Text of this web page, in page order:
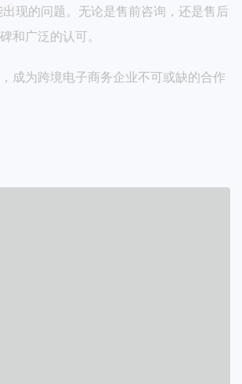
现的问题。无论是售前咨询，还是售后
和广泛的认可。
成为跨境电子商务企业不可或缺的合作